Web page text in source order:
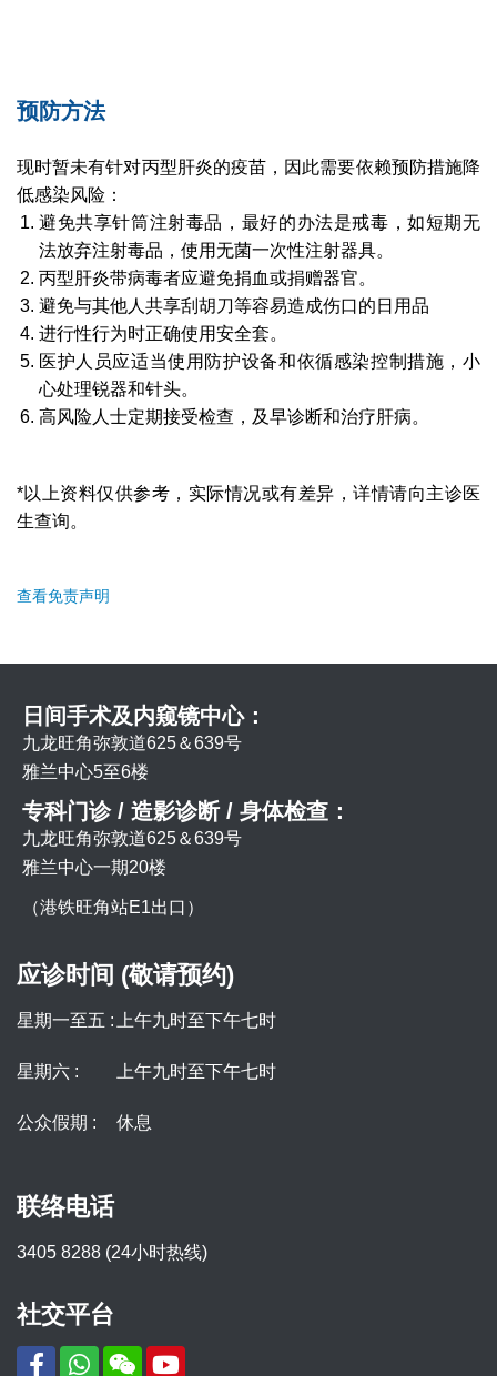
预防方法
现时暂未有针对丙型肝炎的疫苗，因此需要依赖预防措施降
低感染风险：
避免共享针筒注射毒品，最好的办法是戒毒，如短期无
法放弃注射毒品，使用无菌一次性注射器具。
丙型肝炎带病毒者应避免捐血或捐赠器官。
避免与其他人共享刮胡刀等容易造成伤口的日用品
进行性行为时正确使用安全套。
医护人员应适当使用防护设备和依循感染控制措施，小
心处理锐器和针头。
高风险人士定期接受检查，及早诊断和治疗肝病。
*以上资料仅供参考，实际情况或有差异，详情请向主诊医
生查询。
查看免责声明
日间手术及内窥镜中心：
九龙旺角弥敦道625＆639号
雅兰中心5至6楼
专科门诊 / 造影诊断 / 身体检查：
九龙旺角弥敦道625＆639号
雅兰中心一期20楼
（港铁旺角站E1出口）
应诊时间 (敬请预约)
星期一至五 : 上午九时至下午七时
星期六 : 上午九时至下午七时
公众假期 : 休息
联络电话
3405 8288 (24小时热线)
社交平台